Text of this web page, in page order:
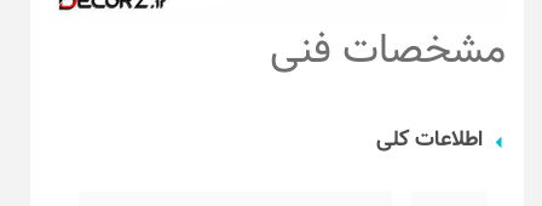
مشخصات فنی
اطلاعات کلی